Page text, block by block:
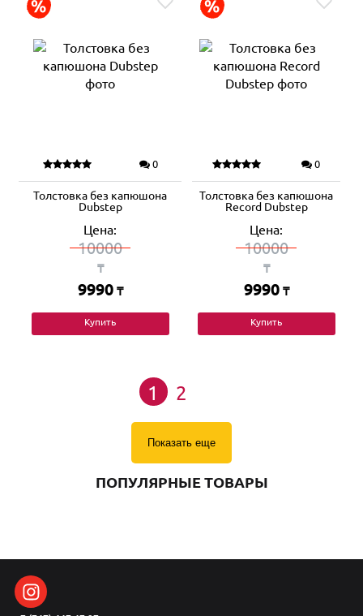
0
Толстовка без капюшона
Dubstep
Цена:
10000
₸
9990 ₸
Купить
0
Толстовка без капюшона
Record Dubstep
Цена:
10000
₸
9990 ₸
Купить
1 2
Показать еще
ПОПУЛЯРНЫЕ ТОВАРЫ